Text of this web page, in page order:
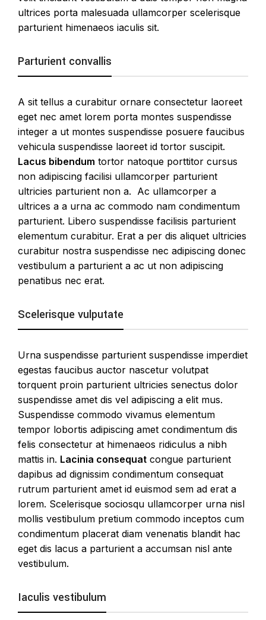
ultrices porta malesuada ullamcorper scelerisque
parturient himenaeos iaculis sit.
Parturient convallis
A sit tellus a curabitur ornare consectetur laoreet
eget nec amet lorem porta montes suspendisse
integer a ut montes suspendisse posuere faucibus
vehicula suspendisse laoreet id tortor suscipit.
Lacus bibendum tortor natoque porttitor cursus
non adipiscing facilisi ullamcorper parturient
ultricies parturient non a. Ac ullamcorper a
ultrices a a urna ac commodo nam condimentum
parturient. Libero suspendisse facilisis parturient
elementum curabitur. Erat a per dis aliquet ultricies
curabitur nostra suspendisse nec adipiscing donec
vestibulum a parturient a ac ut non adipiscing
penatibus nec erat.
Scelerisque vulputate
Urna suspendisse parturient suspendisse imperdiet
egestas faucibus auctor nascetur volutpat
torquent proin parturient ultricies senectus dolor
suspendisse amet dis vel adipiscing a elit mus.
Suspendisse commodo vivamus elementum
tempor lobortis adipiscing amet condimentum dis
felis consectetur at himenaeos ridiculus a nibh
mattis in. Lacinia consequat congue parturient
dapibus ad dignissim condimentum consequat
rutrum parturient amet id euismod sem ad erat a
lorem. Scelerisque sociosqu ullamcorper urna nisl
mollis vestibulum pretium commodo inceptos cum
condimentum placerat diam venenatis blandit hac
eget dis lacus a parturient a accumsan nisl ante
vestibulum.
Iaculis vestibulum